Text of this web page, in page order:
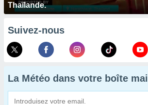
Thaïlande.
Suivez-nous
La Météo dans votre boîte mail